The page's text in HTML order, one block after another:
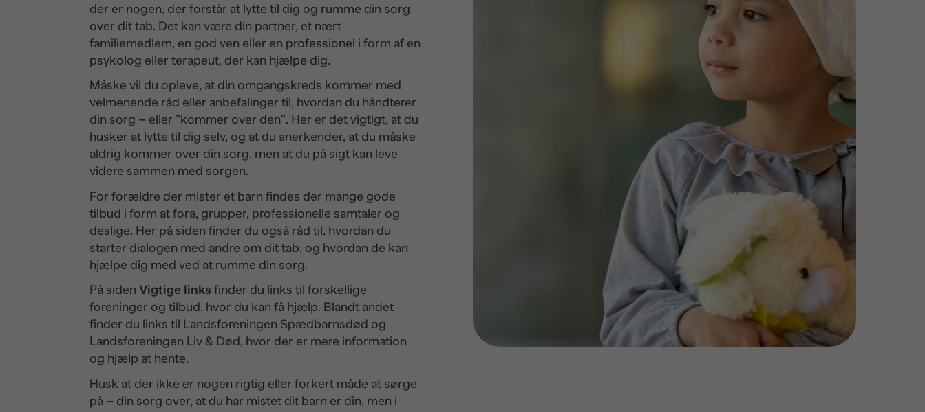
der er nogen, der forstår at lytte til dig og rumme din sorg
over dit tab. Det kan være din partner, et nært
familiemedlem, en god ven eller en professionel i form af en
psykolog eller terapeut, der kan hjælpe dig.
Måske vil du opleve, at din omgangskreds kommer med
velmenende råd eller anbefalinger til, hvordan du håndterer
din sorg – eller ”kommer over den”. Her er det vigtigt, at du
husker at lytte til dig selv, og at du anerkender, at du måske
aldrig kommer over din sorg, men at du på sigt kan leve
videre sammen med sorgen.
For forældre der mister et barn findes der mange gode
tilbud i form at fora, grupper, professionelle samtaler og
deslige. Her på siden finder du også råd til, hvordan du
starter dialogen med andre om dit tab, og hvordan de kan
hjælpe dig med ved at rumme din sorg.
På siden Vigtige links finder du links til forskellige
foreninger og tilbud, hvor du kan få hjælp. Blandt andet
finder du links til Landsforeningen Spædbarnsdød og
Landsforeningen Liv & Død, hvor der er mere information
og hjælp at hente.
Husk at der ikke er nogen rigtig eller forkert måde at sørge
på – din sorg over, at du har mistet dit barn er din, men i